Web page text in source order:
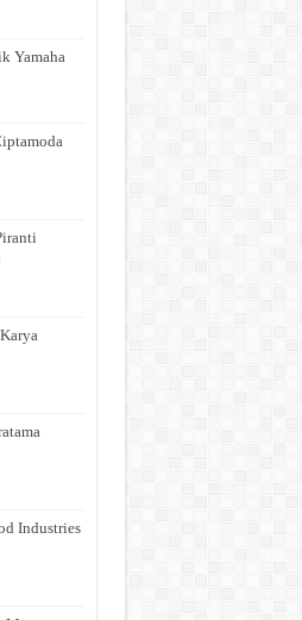
Yamaha
Industries